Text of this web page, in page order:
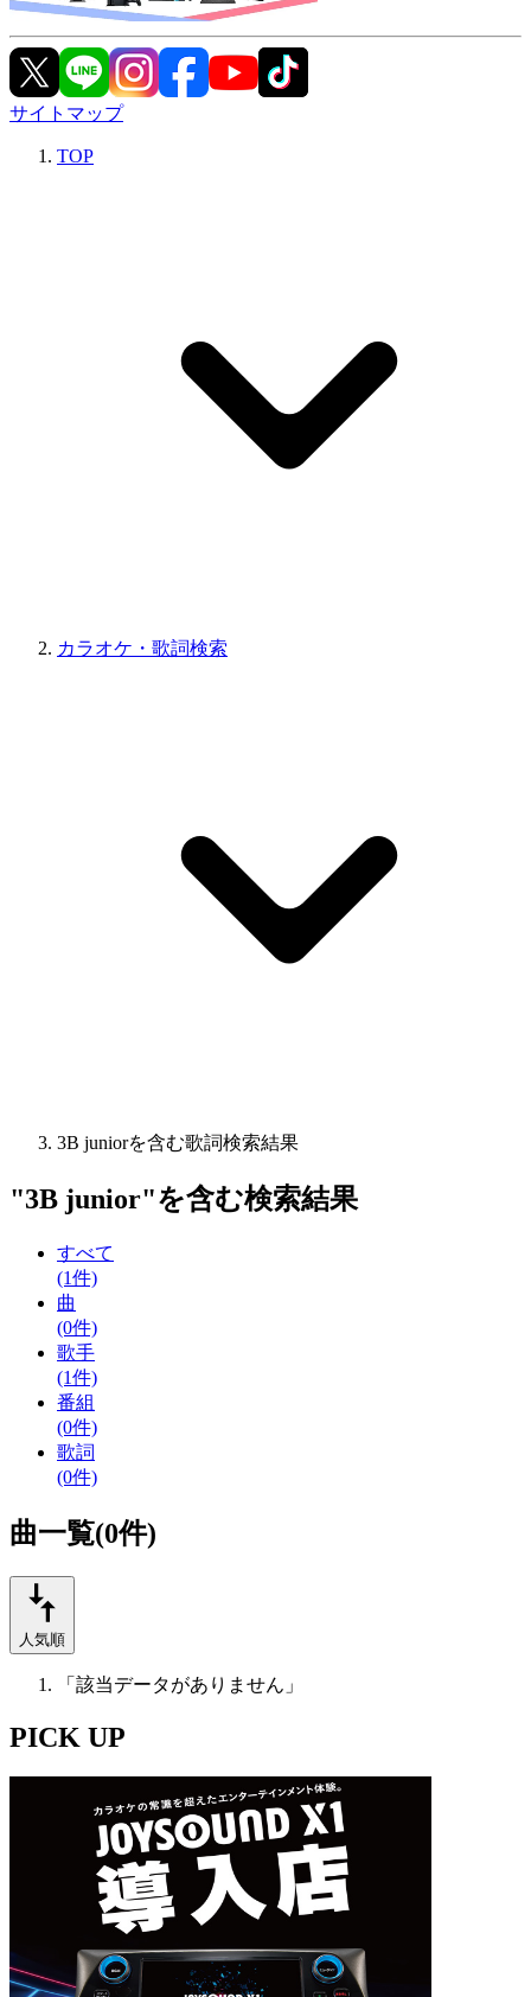
サイトマップ
TOP
カラオケ・歌詞検索
3B juniorを含む歌詞検索結果
"3B junior"を含む検索結果
すべて
(1件)
曲
(0件)
歌手
(1件)
番組
(0件)
歌詞
(0件)
曲一覧(0件)
人気順
「該当データがありません」
PICK UP